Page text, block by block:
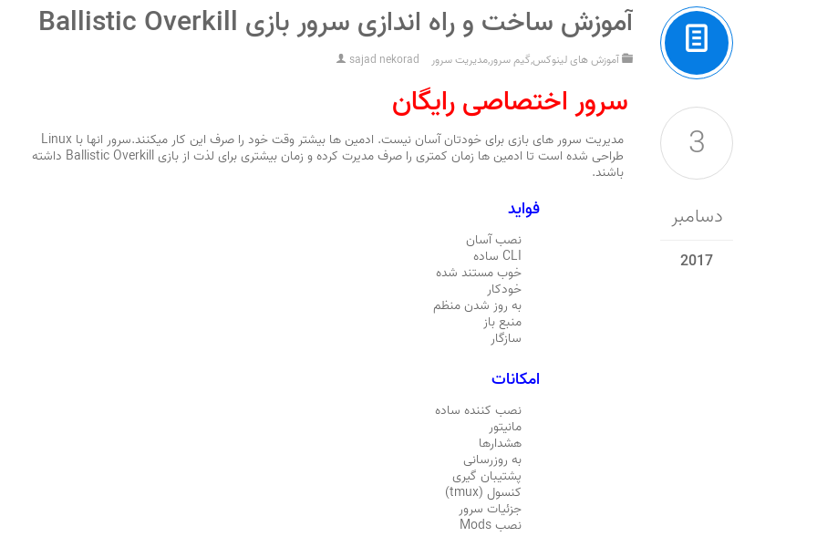
3
دسامبر
2017
آموزش ساخت و راه اندازی سرور بازی Ballistic Overkill
آموزش های لینوکس,گیم سرور,مدیریت سرور sajad nekorad
سرور اختصاصی رایگان
مدیریت سرور های بازی برای خودتان آسان نیست. ادمین ها بیشتر وقت خود را صرف این کار میکنند.سرور انها با Linux
طراحی شده است تا ادمین ها زمان کمتری را صرف مدیرت کرده و زمان بیشتری برای لذت از بازی Ballistic Overkill داشته
باشند.
فواید
نصب آسان
CLI ساده
خوب مستند شده
خودکار
به روز شدن منظم
منبع باز
سازگار
امکانات
نصب کننده ساده
مانیتور
هشدارها
به روزرسانی
پشتیبان گیری
کنسول (tmux)
جزئیات سرور
نصب Mods